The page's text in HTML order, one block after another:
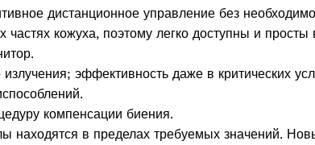
дистанционное управление без
кожуха, поэтому легко доступны и просты
эффективность даже в критических
компенсации биения.
находятся в пределах требуемых значений.